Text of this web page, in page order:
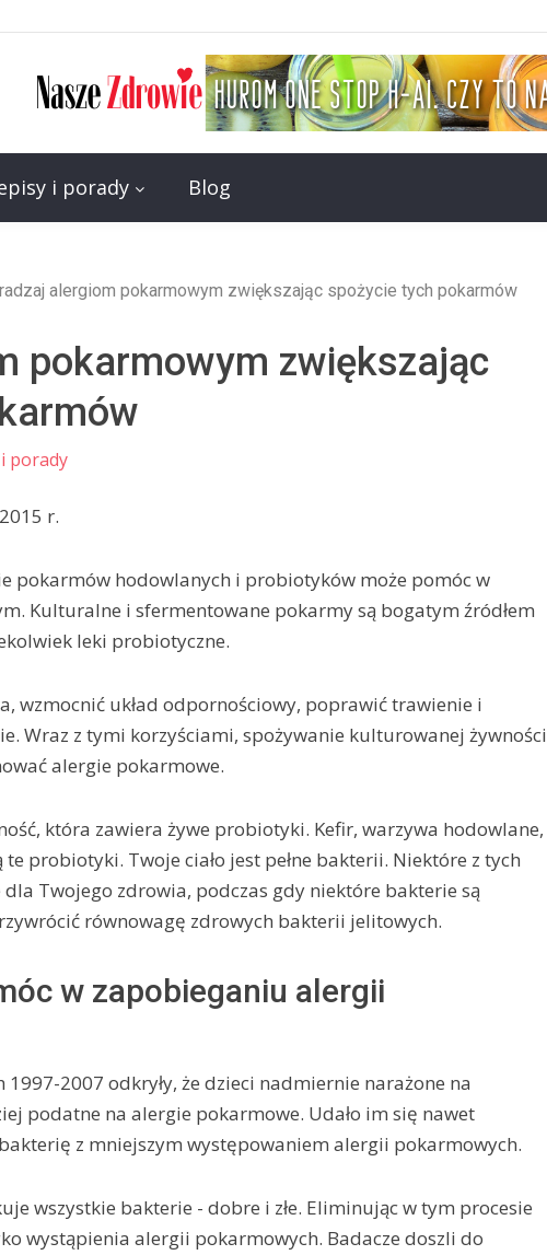
i porady Blog
alergiom pokarmowym zwiększając spożycie tych pokarmów
pokarmowym zwiększając
porady
r.
pokarmów hodowlanych i probiotyków może pomóc w
Kulturalne i sfermentowane pokarmy są bogatym źródłem
leki probiotyczne.
wzmocnić układ odpornościowy, poprawić trawienie i
Wraz z tymi korzyściami, spożywanie kulturowanej żywności
alergie pokarmowe.
która zawiera żywe probiotyki. Kefir, warzywa hodowlane,
probiotyki. Twoje ciało jest pełne bakterii. Niektóre z tych
Twojego zdrowia, podczas gdy niektóre bakterie są
równowagę zdrowych bakterii jelitowych.
w zapobieganiu alergii
2007 odkryły, że dzieci nadmiernie narażone na
podatne na alergie pokarmowe. Udało im się nawet
z mniejszym występowaniem alergii pokarmowych.
wszystkie bakterie - dobre i złe. Eliminując w tym procesie
wystąpienia alergii pokarmowych. Badacze doszli do